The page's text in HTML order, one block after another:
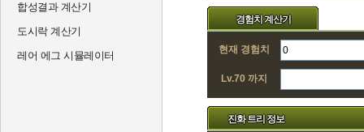
합성결과 계산기
도시락 계산기
레어 에그 시뮬레이터
경험치 계산기
현재 경험치
Lv.70 까지
진화 트리 정보